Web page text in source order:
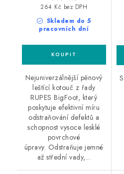
Skladem do 5
pracovních dní
264 Kč bez DPH
Nejuniverzálnější pěnový
leštící kotouč z řady
RUPES BigFoot, který
poskytuje efektivní míru
odstraňování defektů a
schopnost vysoce lesklé
povrchové
úpravy. Odstraňuje jemné
až střední vady,...